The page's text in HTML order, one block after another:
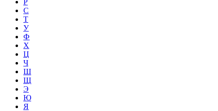
Р
С
Т
У
Ф
Х
Ц
Ч
Ш
Щ
Э
Ю
Я